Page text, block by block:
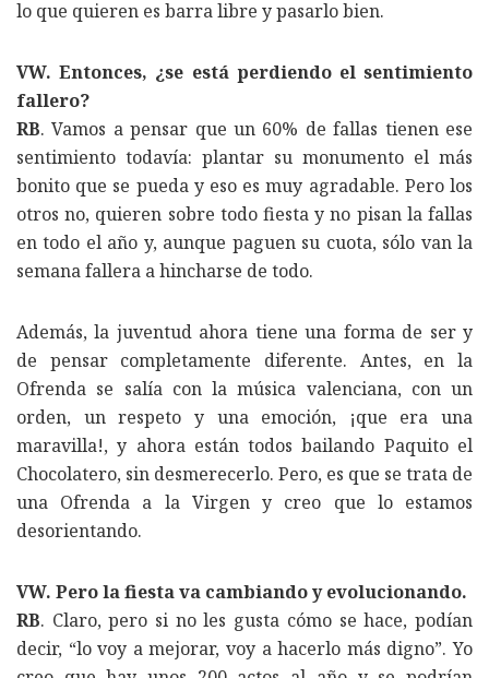
lo que quieren es barra libre y pasarlo bien.
VW. Entonces, ¿se está perdiendo el sentimiento
fallero?
RB. Vamos a pensar que un 60% de fallas tienen ese
sentimiento todavía: plantar su monumento el más
bonito que se pueda y eso es muy agradable. Pero los
otros no, quieren sobre todo fiesta y no pisan la fallas
en todo el año y, aunque paguen su cuota, sólo van la
semana fallera a hincharse de todo.
Además, la juventud ahora tiene una forma de ser y
de pensar completamente diferente. Antes, en la
Ofrenda se salía con la música valenciana, con un
orden, un respeto y una emoción, ¡que era una
maravilla!, y ahora están todos bailando Paquito el
Chocolatero, sin desmerecerlo. Pero, es que se trata de
una Ofrenda a la Virgen y creo que lo estamos
desorientando.
VW. Pero la fiesta va cambiando y evolucionando.
RB. Claro, pero si no les gusta cómo se hace, podían
decir, “lo voy a mejorar, voy a hacerlo más digno”. Yo